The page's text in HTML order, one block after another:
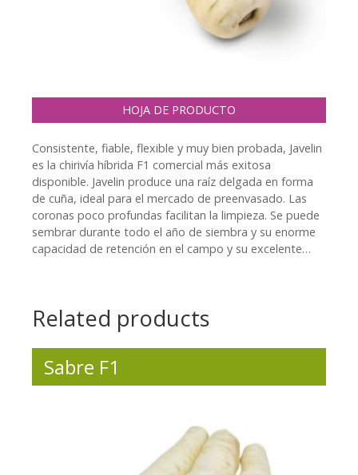
HOJA DE PRODUCTO
Consistente, fiable, flexible y muy bien probada, Javelin
es la chirivía híbrida F1 comercial más exitosa
disponible. Javelin produce una raíz delgada en forma
de cuña, ideal para el mercado de preenvasado. Las
coronas poco profundas facilitan la limpieza. Se puede
sembrar durante todo el año de siembra y su enorme
capacidad de retención en el campo y su excelente…
Related products
Sabre F1